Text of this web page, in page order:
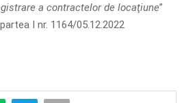
a contractelor de locaţiune”
I nr. 1164/05.12.2022